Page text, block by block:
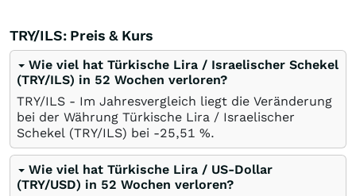
TRY/ILS: Preis & Kurs
Wie viel hat Türkische Lira / Israelischer Schekel
(TRY/ILS) in 52 Wochen verloren?
TRY/ILS - Im Jahresvergleich liegt die Veränderung
bei der Währung Türkische Lira / Israelischer
Schekel (TRY/ILS) bei -25,51 %.
Wie viel hat Türkische Lira / US-Dollar
(TRY/USD) in 52 Wochen verloren?